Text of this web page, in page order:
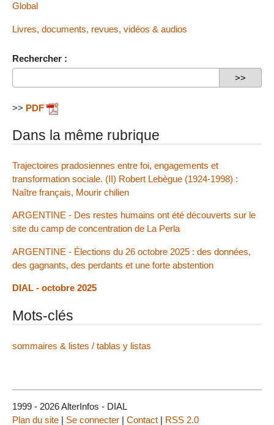
Global
Livres, documents, revues, vidéos & audios
Rechercher :
>> PDF
Dans la même rubrique
Trajectoires pradosiennes entre foi, engagements et
transformation sociale. (II) Robert Lebègue (1924-1998) :
Naître français, Mourir chilien
ARGENTINE - Des restes humains ont été découverts sur le
site du camp de concentration de La Perla
ARGENTINE - Élections du 26 octobre 2025 : des données,
des gagnants, des perdants et une forte abstention
DIAL - octobre 2025
Mots-clés
sommaires & listes / tablas y listas
1999 - 2026 AlterInfos - DIAL
Plan du site | Se connecter | Contact | RSS 2.0